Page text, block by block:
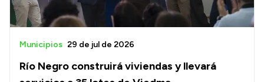
Río Negro construirá viviendas y llevará
Municipios 29 de jul de 2026